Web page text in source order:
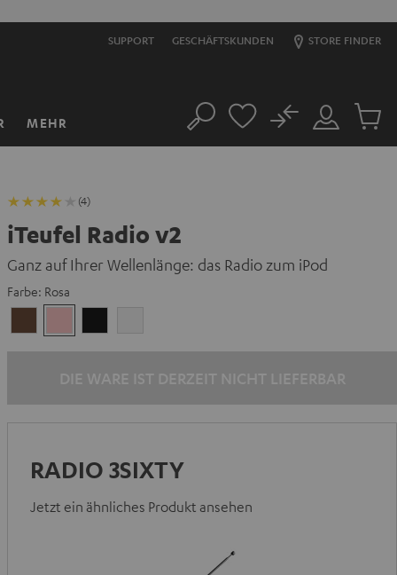
SUPPORT GESCHÄFTSKUNDEN STORE FINDER
MEHR Suche
Mein
Konto
No
Artikel
(4)
iTeufel Radio v2
Ganz auf Ihrer Wellenlänge: das Radio zum iPod
Farbe: Rosa
RADIO 3SIXTY
Jetzt ein ähnliches Produkt ansehen